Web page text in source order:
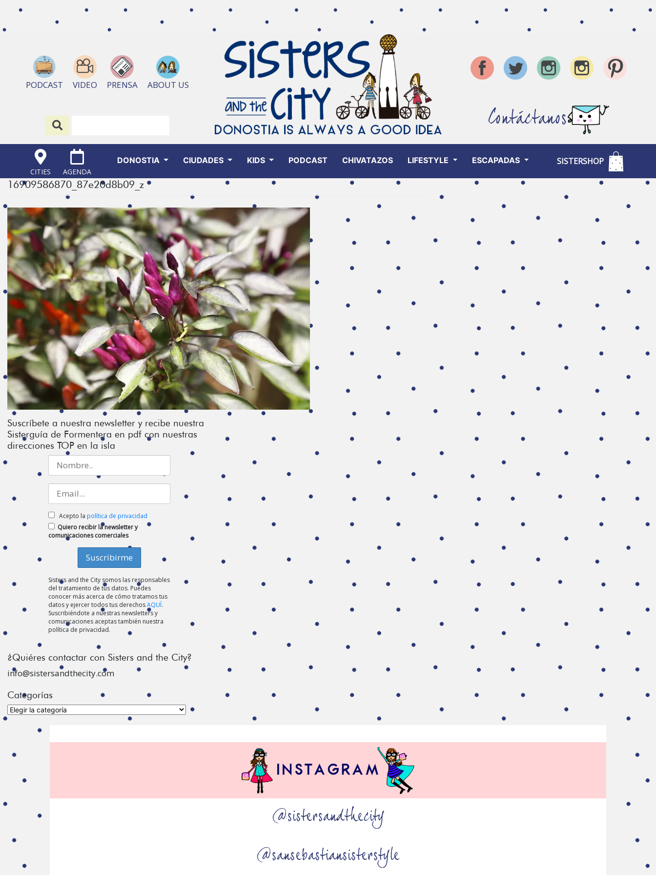
PODCAST VIDEO PRENSA ABOUT US
Contáctanos
CITIES AGENDA
DONOSTIA CIUDADES KIDS PODCAST CHIVATAZOS LIFESTYLE ESCAPADAS SISTERSHOP
16909586870_87e20d8b09_z
Suscríbete a nuestra newsletter y recibe nuestra
Sisterguía de Formentera en pdf con nuestras
direcciones TOP en la isla
Acepto la política de privacidad
Quiero recibir la newsletter y
comunicaciones comerciales
Sisters and the City somos las responsables
del tratamiento de tus datos. Puedes
conocer más acerca de cómo tratamos tus
datos y ejercer todos tus derechosAQUÍ.
Suscribiéndote a nuestras newsletters y
comunicaciones aceptas también nuestra
política de privacidad.
¿Quiéres contactar con Sisters and the City?
info@sistersandthecity.com
Categorías
Categorías
@sistersandthecity
@sansebastiansisterstyle